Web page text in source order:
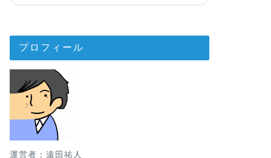
プロフィール
運営者：遠田祐人